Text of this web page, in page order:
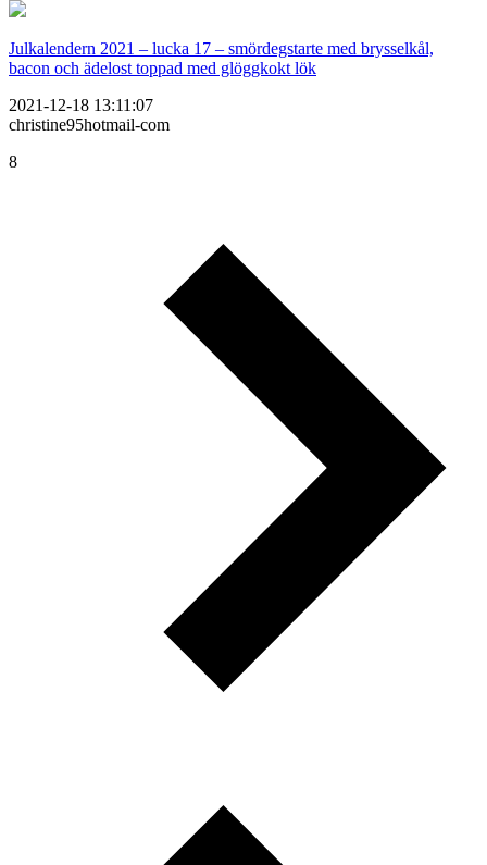
Julkalendern 2021 – lucka 17 – smördegstarte med brysselkål,
bacon och ädelost toppad med glöggkokt lök
2021-12-18 13:11:07
christine95hotmail-com
8